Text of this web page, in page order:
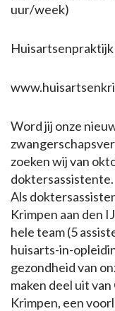
uur/week)
Huisartsenpraktijk
Word jij onze
zoeken wij van
doktersassistente.
Als
Krimpen aan den
hele team (5
huisarts-in-
gezondheid van
maken deel uit
Krimpen, een